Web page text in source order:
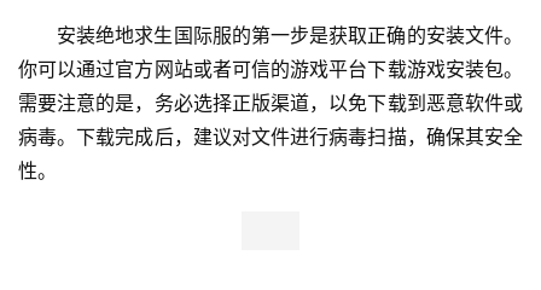
安装绝地求生国际服的第一步是获取正确的安装文件。
你可以通过官方网站或者可信的游戏平台下载游戏安装包。
需要注意的是，务必选择正版渠道，以免下载到恶意软件或
病毒。下载完成后，建议对文件进行病毒扫描，确保其安全
性。